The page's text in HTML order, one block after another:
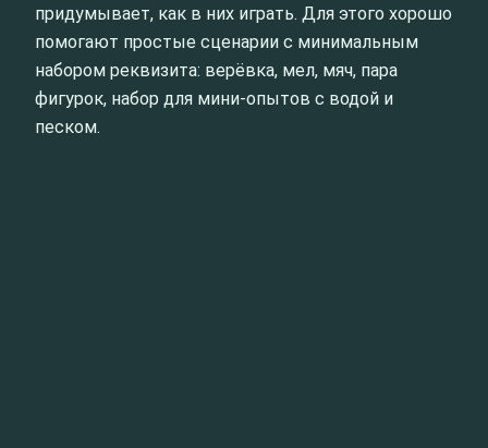
придумывает, как в них играть. Для этого хорошо
помогают простые сценарии с минимальным
набором реквизита: верёвка, мел, мяч, пара
фигурок, набор для мини-опытов с водой и
песком.